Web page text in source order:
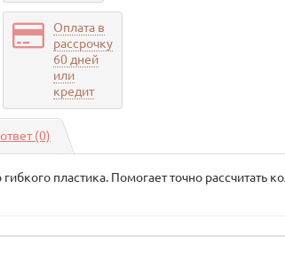
Оплата в
рассрочку
60 дней
или
кредит
(0)
пластика. Помогает точно рассчитать